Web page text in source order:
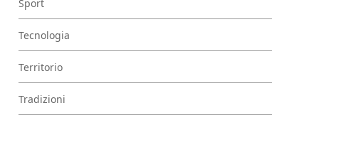
Sport
Tecnologia
Territorio
Tradizioni